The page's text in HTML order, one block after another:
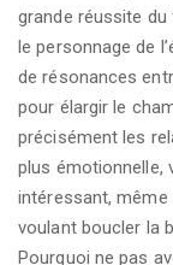
grande réussite du
le personnage de
de résonances
pour élargir le
précisément les
plus émotionnelle,
intéressant, même
voulant boucler la
Pourquoi ne pas